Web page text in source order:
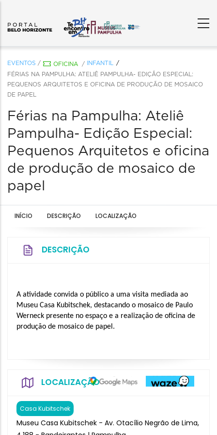
EVENTOS / OFICINA /
INFANTIL
FÉRIAS NA PAMPULHA: ATELIÊ PAMPULHA- EDIÇÃO ESPECIAL:
PEQUENOS ARQUITETOS E OFICINA DE PRODUÇÃO DE MOSAICO
DE PAPEL
Férias na Pampulha: Ateliê
Pampulha- Edição Especial:
Pequenos Arquitetos e oficina
de produção de mosaico de
papel
INÍCIO DESCRIÇÃO LOCALIZAÇÃO
DESCRIÇÃO
A atividade convida o público a uma visita mediada ao
Museu Casa Kubitschek, destacando o mosaico de Paulo
Werneck presente no espaço e a realização de oficina de
produção de mosaico de papel.
LOCALIZAÇÃO
Casa Kubitschek
Museu Casa Kubitschek - Av. Otacílio Negrão de Lima,